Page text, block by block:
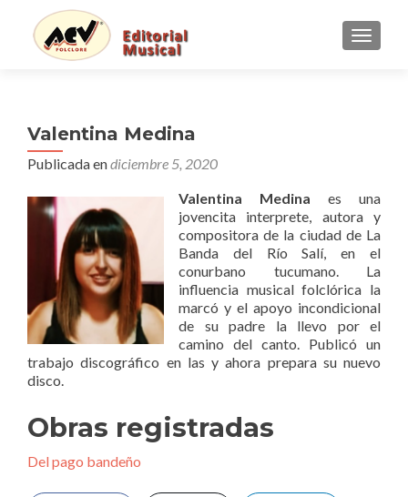
Valentina Medina
Publicada endiciembre 5, 2020
Valentina Medina es una
jovencita interprete, autora y
compositora de la ciudad de La
Banda del Río Salí, en el
conurbano tucumano. La
influencia musical folclórica la
marcó y el apoyo incondicional
de su padre la llevo por el
camino del canto. Publicó un
trabajo discográfico en las y ahora prepara su nuevo
disco.
Obras registradas
Del pago bandeño